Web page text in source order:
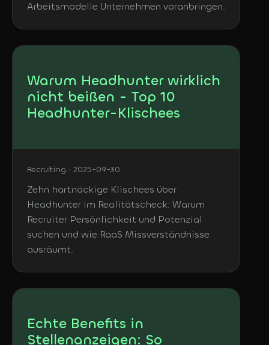
Arbeitsmodelle Unternehmen voranbringen.
Warum Headhunter wirklich
nicht beißen - Top 10
Headhunter-Klischees
Recruiting · 2025-09-30
Zehn hartnäckige Klischees über
Headhunter im Realitätscheck: Warum
Recruiter Persönlichkeit und Potenzial
suchen und wie RaaS Missverständnisse
ausräumt.
Echte Benefits in
Stellenanzeigen: So